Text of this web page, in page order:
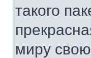
такого
миру